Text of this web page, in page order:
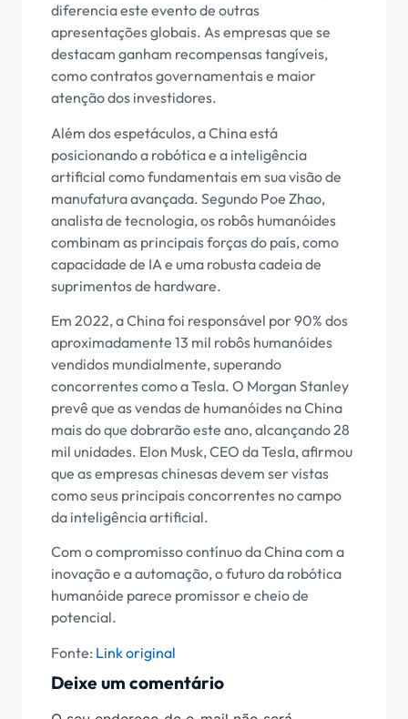
diferencia este evento de outras
apresentações globais. As empresas que se
destacam ganham recompensas tangíveis,
como contratos governamentais e maior
atenção dos investidores.
Além dos espetáculos, a China está
posicionando a robótica e a inteligência
artificial como fundamentais em sua visão de
manufatura avançada. Segundo Poe Zhao,
analista de tecnologia, os robôs humanóides
combinam as principais forças do país, como
capacidade de IA e uma robusta cadeia de
suprimentos de hardware.
Em 2022, a China foi responsável por 90% dos
aproximadamente 13 mil robôs humanóides
vendidos mundialmente, superando
concorrentes como a Tesla. O Morgan Stanley
prevê que as vendas de humanóides na China
mais do que dobrarão este ano, alcançando 28
mil unidades. Elon Musk, CEO da Tesla, afirmou
que as empresas chinesas devem ser vistas
como seus principais concorrentes no campo
da inteligência artificial.
Com o compromisso contínuo da China com a
inovação e a automação, o futuro da robótica
humanóide parece promissor e cheio de
potencial.
Fonte: Link original
Deixe um comentário